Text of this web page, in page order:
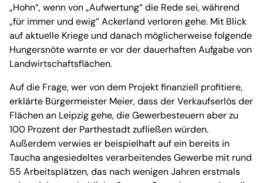
„Hohn“, wenn von „Aufwertung“ die Rede sei, während
„für immer und ewig“ Ackerland verloren gehe. Mit Blick
auf aktuelle Kriege und danach möglicherweise folgende
Hungersnöte warnte er vor der dauerhaften Aufgabe von
Landwirtschaftsflächen.
Auf die Frage, wer von dem Projekt finanziell profitiere,
erklärte Bürgermeister Meier, dass der Verkaufserlös der
Flächen an Leipzig gehe, die Gewerbesteuern aber zu
100 Prozent der Parthestadt zufließen würden.
Außerdem verwies er beispielhaft auf ein bereits in
Taucha angesiedeltes verarbeitendes Gewerbe mit rund
55 Arbeitsplätzen, das nach wenigen Jahren erstmals